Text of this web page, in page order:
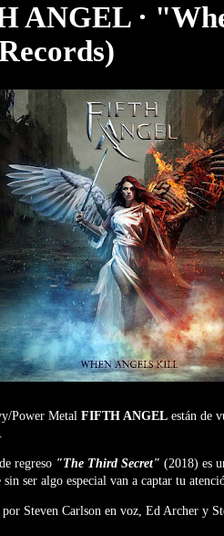
ANGEL ·
Power Metal FIFTH ANGEL están de
.
regreso "The Third Secret" (2018) es
ser algo especial van a captar tu
Steven Carlson en voz, Ed Archer y